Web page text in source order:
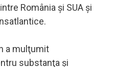
România şi SUA şi
a mulţumit
substanţa şi